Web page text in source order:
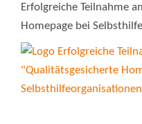
Erfolgreiche Teilnahme
Homepage bei